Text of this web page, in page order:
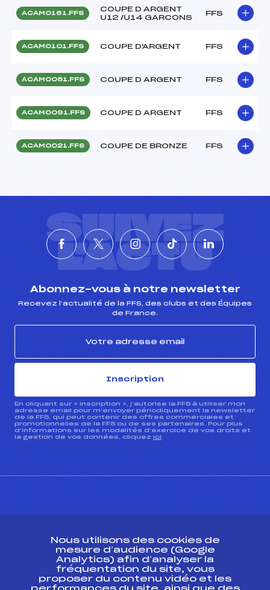
ACAM0161.FFS
COUPE D ARGENT
U12 /U14 GARCONS
FFS
ACAM0101.FFS COUPE D'ARGENT FFS
ACAM0051.FFS COUPE D ARGENT FFS
ACAM0091.FFS COUPE D ARGENT FFS
ACAM0021.FFS COUPE DE BRONZE FFS
SUIVEZ
L'ACTU
Abonnez-vous à notre newsletter
Recevez l’actualité de la FFS, des clubs et des Équipes
de France.
Inscription
En cliquant sur « inscription », j’autorise la FFS à utiliser mon
adresse email pour m’envoyer périodiquement la newsletter
de la FFS, qui peut contenir des offres commerciales et
promotionnelles de la FFS ou de ses partenaires. Pour plus
d’informations sur les modalités d’exercice de vos droits et
la gestion de vos données, cliquez ici
ESPACE PRESSE
Ressources
Nous utilisons des cookies de
mesure d’audience (Google
Analytics) afin d’analyser la
fréquentation du site, vous
proposer du contenu vidéo et les